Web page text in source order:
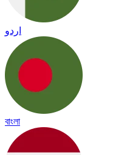
اردو
বাংলা